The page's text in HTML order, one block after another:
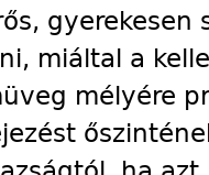
gyerekesen
miáltal a
mélyére